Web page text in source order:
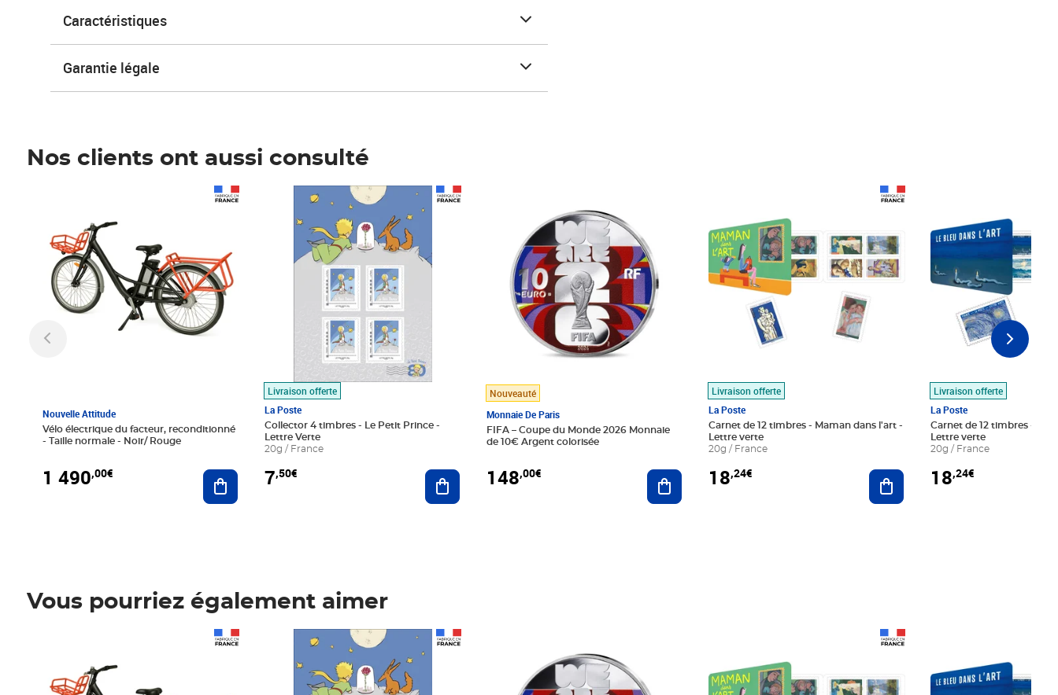
Caractéristiques
Garantie légale
Nos clients ont aussi consulté
Nouvelle Attitude
Vélo électrique du facteur, reconditionné
- Taille normale - Noir/ Rouge
1 490,00€ Ajouter au panier
Livraison offerte
La Poste
Collector 4 timbres - Le Petit Prince -
Lettre Verte
20g / France
7,50€
Prix 7,50€
Ajouter au panier
Nouveauté
Monnaie De Paris
FIFA – Coupe du Monde 2026 Monnaie
de 10€ Argent colorisée
148,00€ Ajouter au panier
Livraison offerte
La Poste
Carnet de 12 timbres - Maman dans l'art -
Lettre verte
20g / France
18,24€ Ajouter au panier
Livraison offerte
La Poste
Carnet de 12 timbres - Le
Lettre verte
20g / France
18,24€
Vous pourriez également aimer
Prix 7,50€